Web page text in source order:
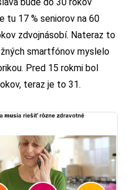
tu 17 % seniorov na 60
zdvojnásobí. Nateraz to
smartfónov myslelo
Pred 15 rokmi bol
teraz je to 31.